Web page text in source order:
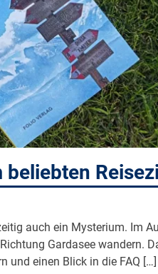
beliebten
auch ein Mysterium. Im
Gardasee wandern.
und einen Blick in die FAQ […]